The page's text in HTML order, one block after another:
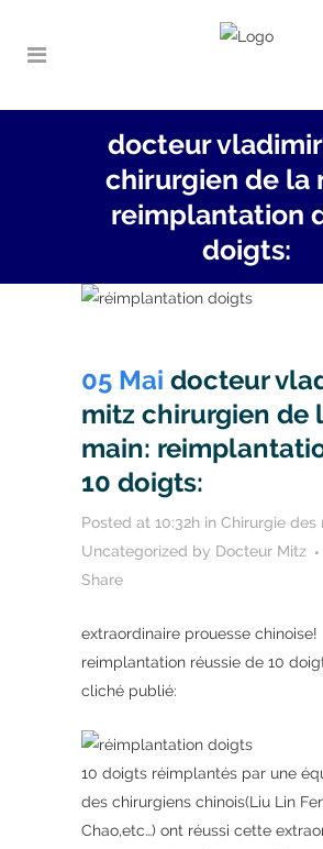
docteur
chirurgien de la
reimplantation
doigts:
05 Mai docteur
mitz chirurgien de
main:
10 doigts:
Posted at 10:32h in Chirurgie des
Uncategorized by Docteur Mitz
Share
extraordinaire prouesse chinoise!
reimplantation réussie de 10
cliché publié:
10 doigts réimplantés par une
des chirurgiens chinois(Liu Lin
Chao,etc…) ont réussi cette